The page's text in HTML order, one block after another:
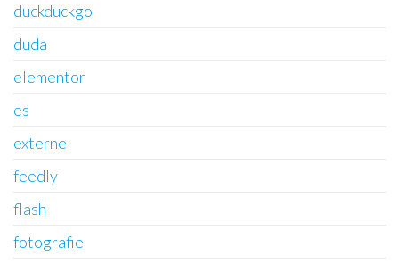
duckduckgo
duda
elementor
es
externe
feedly
flash
fotografie